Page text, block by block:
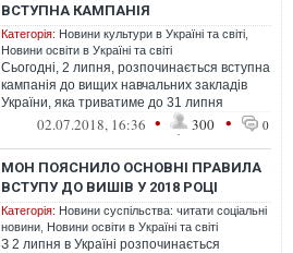
ВСТУПНА КАМПАНІЯ
Категорія: Новини культури в Україні та світі
Новини освіти в Україні та світі
Сьогодні, 2 липня, розпочинається вступна
кампанія до вищих навчальних закладів
України, яка триватиме до 31 липня
02.07.2018, 16:36 • 300 • 0
МОН ПОЯСНИЛО ОСНОВНІ ПРАВИЛА
ВСТУПУ ДО ВИШІВ У 2018 РОЦІ
Категорія: Новини суспільства: читати соціальні
новини Новини освіти в Україні та світі
З 2 липня в Україні розпочинається